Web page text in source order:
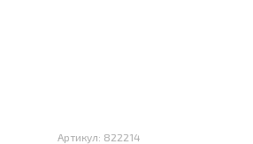
Артикул: 822214